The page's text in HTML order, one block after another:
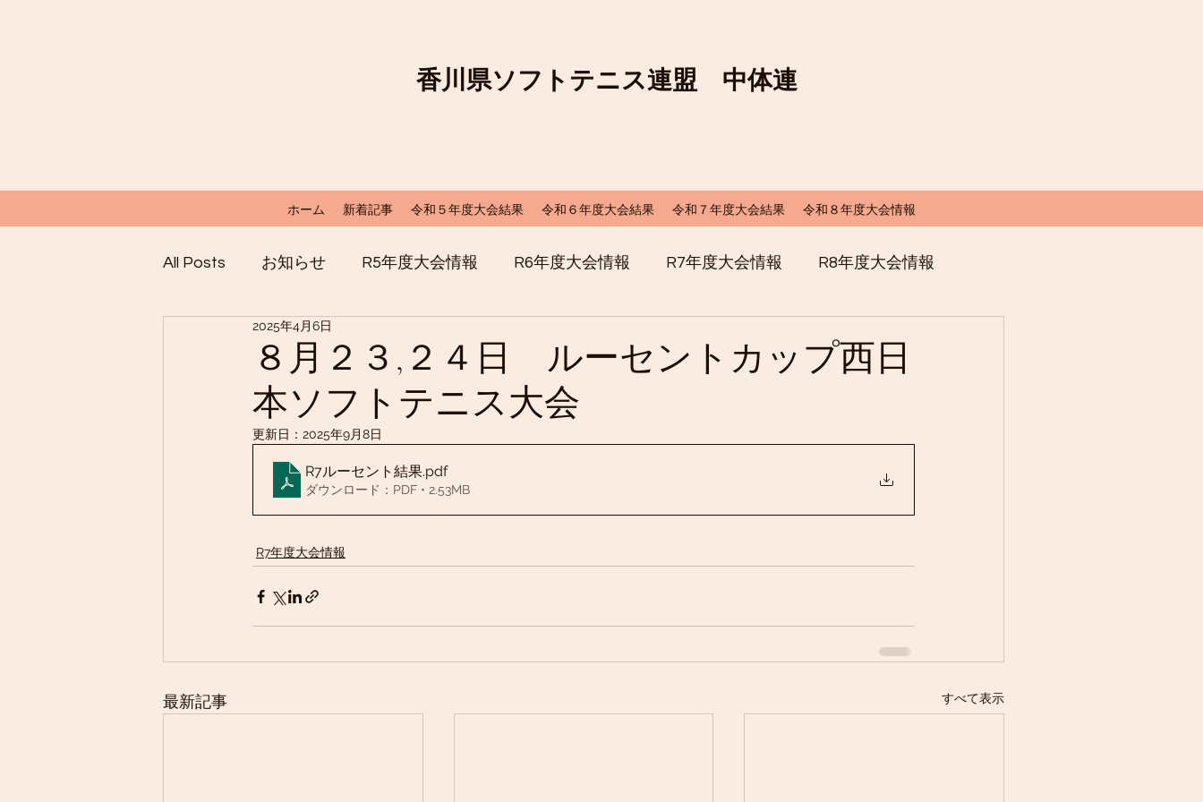
香川県ソフトテニス連盟 中体連
ホーム 新着記事 令和５年度大会結果 令和６年度大会結果 令和７年度大会結果 令和８年度大会情報
All Posts お知らせ R5年度大会情報 R6年度大会情報 R7年度大会情報 R8年度大会情報
８月２３,２４日 ルーセントカップ西日
本ソフトテニス大会
2025年4月6日
更新日： 2025年9月8日
R7ルーセント結果.pdf
ダウンロード：PDF • 2.53MB
R7年度大会情報
最新記事 すべて表示